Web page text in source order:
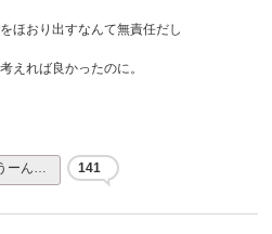
ほおり出すなんて無責任だし
えれば良かったのに。
ーん… 141